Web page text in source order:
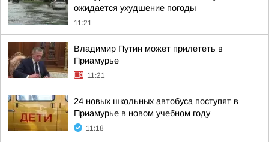
ожидается ухудшение погоды
11:21
Владимир Путин может прилететь в
Приамурье
11:21
24 новых школьных автобуса поступят в
Приамурье в новом учебном году
11:18